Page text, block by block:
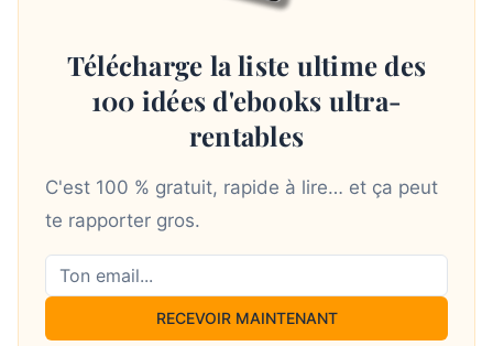
Télécharge la liste ultime des
100 idées d'ebooks ultra-
rentables
C'est 100 % gratuit, rapide à lire… et ça peut
te rapporter gros.
RECEVOIR MAINTENANT